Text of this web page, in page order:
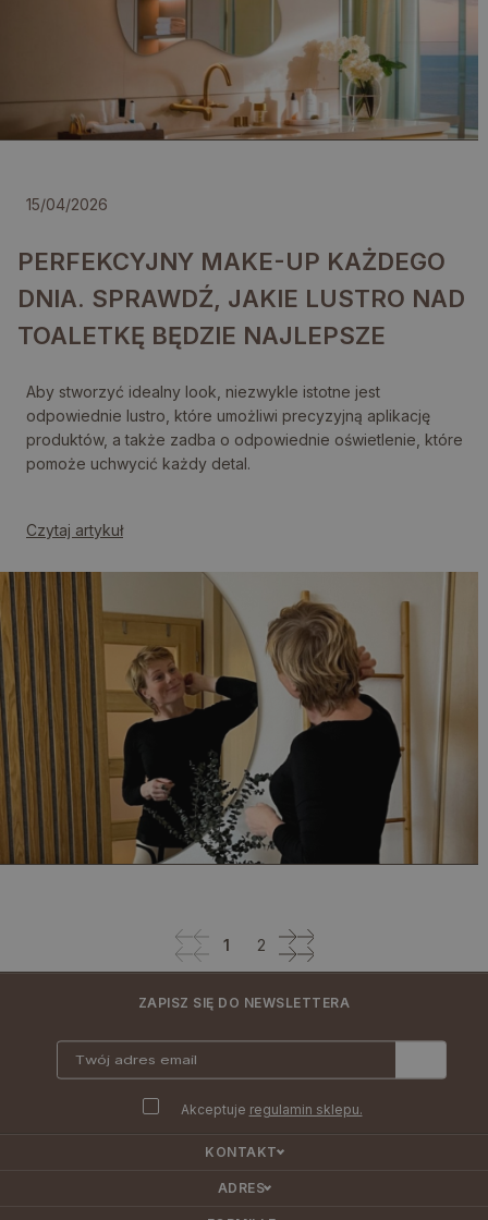
15/04/2026
PERFEKCYJNY MAKE-UP KAŻDEGO
DNIA. SPRAWDŹ, JAKIE LUSTRO NAD
TOALETKĘ BĘDZIE NAJLEPSZE
Aby stworzyć idealny look, niezwykle istotne jest
odpowiednie lustro, które umożliwi precyzyjną aplikację
produktów, a także zadba o odpowiednie oświetlenie, które
pomoże uchwycić każdy detal.
Czytaj artykuł
1 2
ZAPISZ SIĘ DO NEWSLETTERA
Akceptuje regulamin sklepu.
KONTAKT
ADRES